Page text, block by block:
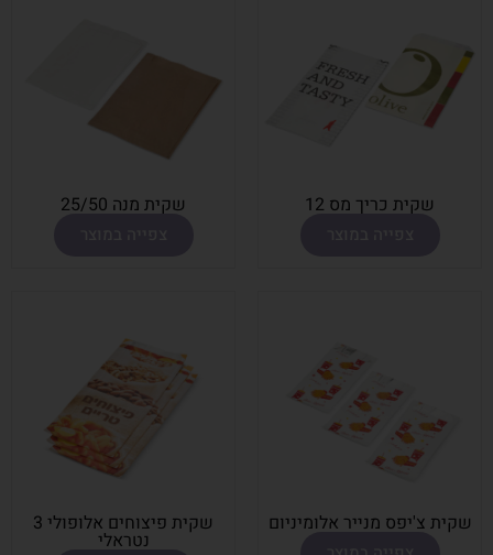
שקית כריך מס 12 שקית מנה 25/50
שקית צ'יפס מנײר אלומיניום שקית פיצוחים אלופולי 3
נטראלי